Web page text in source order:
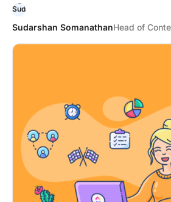
Sudarshan SomanathanHead of